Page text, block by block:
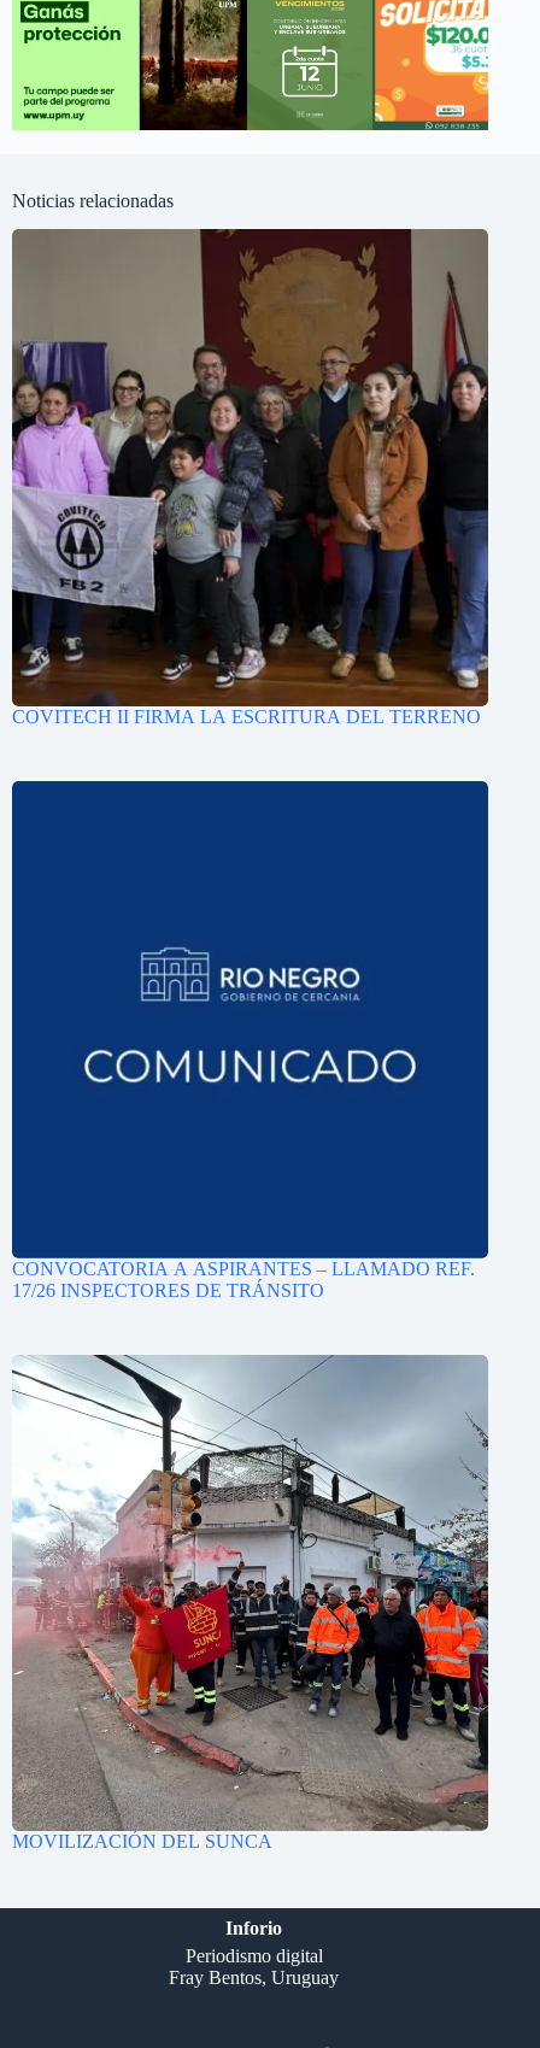
Noticias relacionadas
COVITECH II FIRMA LA ESCRITURA DEL TERRENO
CONVOCATORIA A ASPIRANTES – LLAMADO REF.
17/26 INSPECTORES DE TRÁNSITO
MOVILIZACIÓN DEL SUNCA
Inforio
Periodismo digital
Fray Bentos, Uruguay